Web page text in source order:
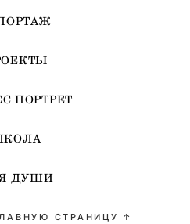
ПОРТРЕТ
ДУШИ
СТРАНИЦУ ↑